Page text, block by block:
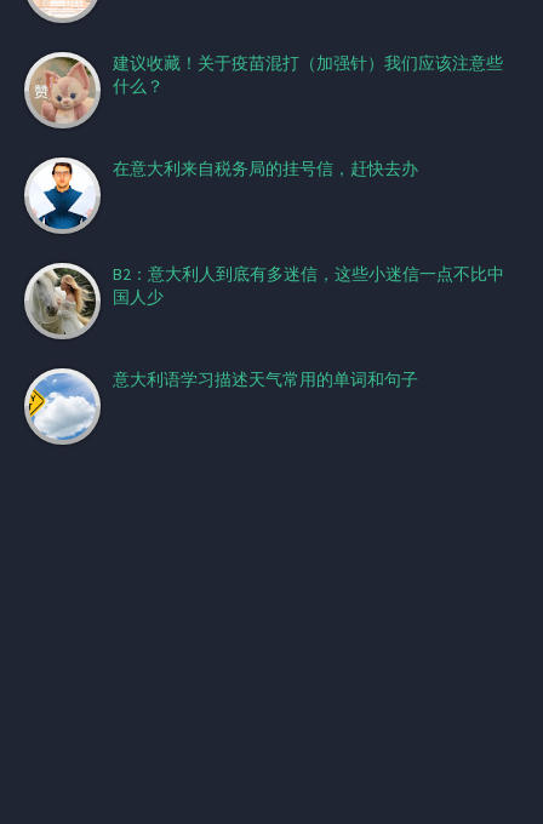
建议收藏！关于疫苗混打（加强针）我们应该注意些
什么？
在意大利来自税务局的挂号信，赶快去办
B2：意大利人到底有多迷信，这些小迷信一点不比中
国人少
意大利语学习描述天气常用的单词和句子